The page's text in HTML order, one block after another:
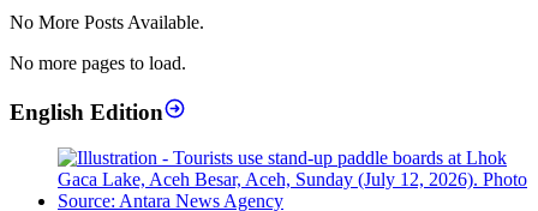
No More Posts Available.
No more pages to load.
English Edition